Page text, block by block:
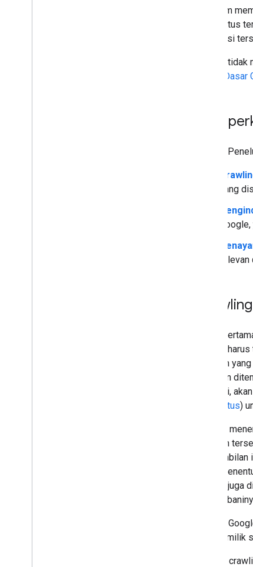
Sebelum
crawl situs
informasi
Google
Dasar-
Google
yang
Crawling
Tahap
Google
halaman
lain akan
kategori,
peta situs)
Setelah
halaman
untuk
juga
Namun,
oleh pemilik
Selama